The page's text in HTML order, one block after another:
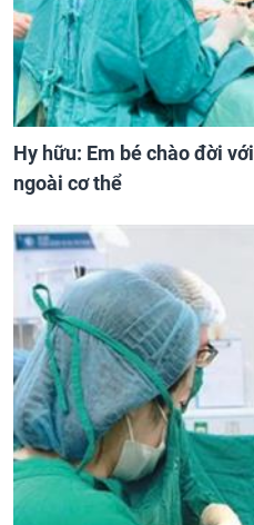
Hy hữu: Em bé chào đời
ngoài cơ thể